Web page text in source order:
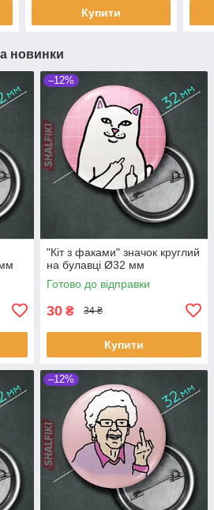
Купити
новинки
–12%
"Кіт з факами" значок круглий
на булавці Ø32 мм
Готово до відправки
30 ₴ 34 ₴
Купити
–12%